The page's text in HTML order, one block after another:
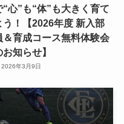
“心”も“体”も大きく育て
う！【2026年度 新入部
＆育成コース無料体験会
お知らせ】
2026年3月9日